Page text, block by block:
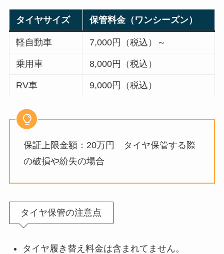
タイヤサイズ 保管料金（ワンシーズン）
軽自動車 7,000円（税込）～
乗用車 8,000円（税込）
RV車 9,000円（税込）
保証上限金額：20万円 タイヤ保管する際
の破損や紛失の場合
タイヤ保管の注意点
タイヤ履き替え料金は含まれてません。